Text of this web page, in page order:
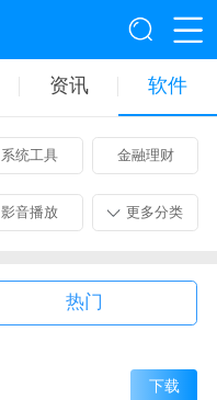
资讯 软件
系统工具 金融理财
影音播放 更多分类
热门
下载